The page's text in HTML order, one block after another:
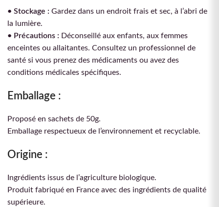
• Stockage : Gardez dans un endroit frais et sec, à l’abri de
la lumière.
• Précautions : Déconseillé aux enfants, aux femmes
enceintes ou allaitantes. Consultez un professionnel de
santé si vous prenez des médicaments ou avez des
conditions médicales spécifiques.
Emballage :
Proposé en sachets de 50g.
Emballage respectueux de l’environnement et recyclable.
Origine :
Ingrédients issus de l’agriculture biologique.
Produit fabriqué en France avec des ingrédients de qualité
supérieure.